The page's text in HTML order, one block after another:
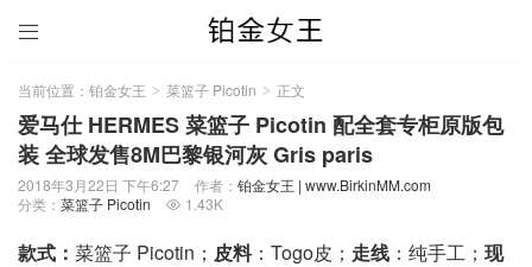

当前位置： 铂金女王 > 菜篮子 Picotin > 正文
爱马仕 HERMES 菜篮子 Picotin 配全套专柜原版包
装 全球发售8M巴黎银河灰 Gris paris
2018年3月22日 下午6:27 作者： 铂金女王 | www.BirkinMM.com
分类： 菜篮子 Picotin  1.43K
款式： 菜篮子 Picotin； 皮料：Togo皮； 走线 ：纯手工； 现